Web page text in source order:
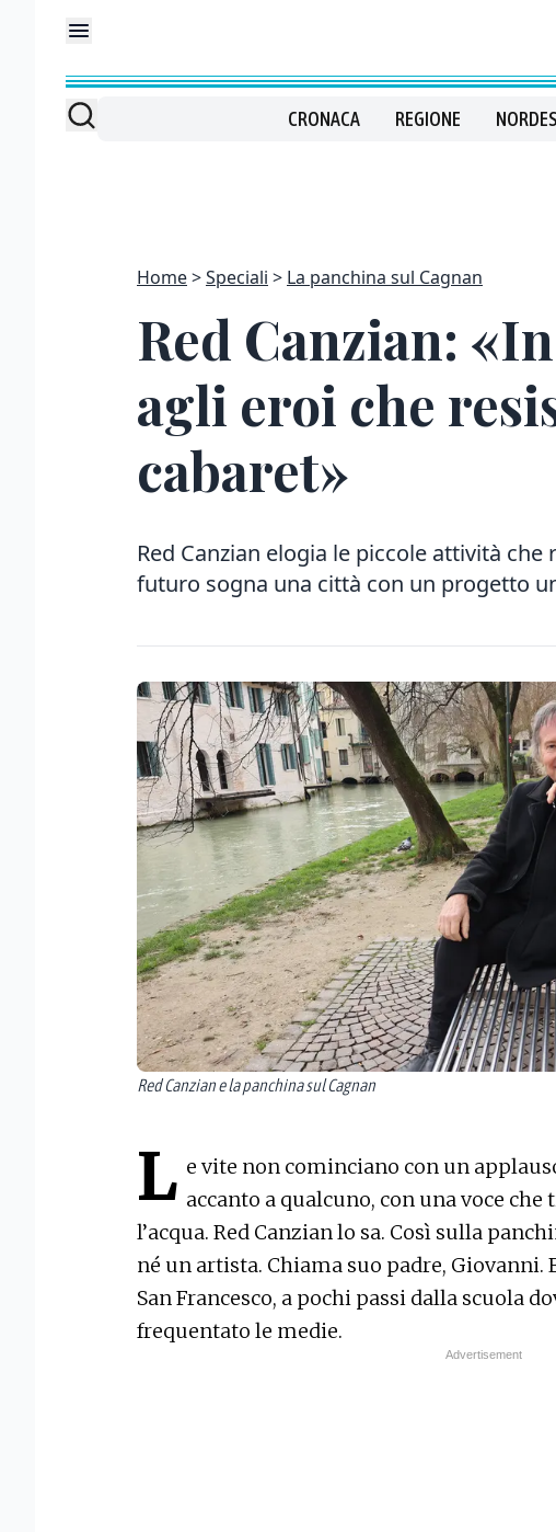
CRONACA REGIONE
Home Speciali La panchina sul Cagnan
Red Canzian:
agli eroi che
cabaret»
Red Canzian elogia le piccole attività
futuro sogna una città con un progetto
Red Canzian e la panchina sul Cagnan
L e vite non cominciano con un
accanto a qualcuno, con una voce
l’acqua. Red Canzian lo sa. Così sulla
né un artista. Chiama suo padre,
San Francesco, a pochi passi dalla scuola
frequentato le medie.